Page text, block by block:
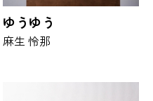
ゆうゆう
麻生 怜那